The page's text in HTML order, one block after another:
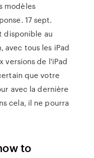
modèles
17 sept.
disponible au
tous les iPad
versions de l'iPad
que votre
avec la dernière
cela, il ne pourra
to